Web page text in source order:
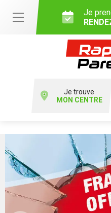
Je
Je trouve
MON CENTRE